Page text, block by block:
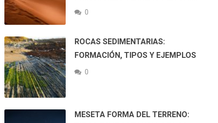
0
ROCAS SEDIMENTARIAS:
FORMACIÓN, TIPOS Y EJEMPLOS
0
MESETA FORMA DEL TERRENO: